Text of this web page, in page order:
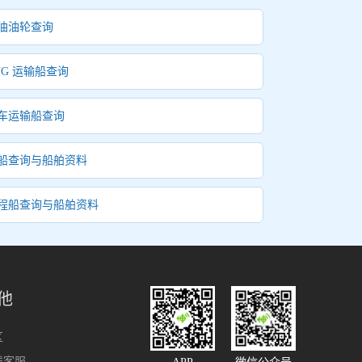
油轮查询
运输船查询
运输船查询
查询与船舶资料
船查询与船舶资料